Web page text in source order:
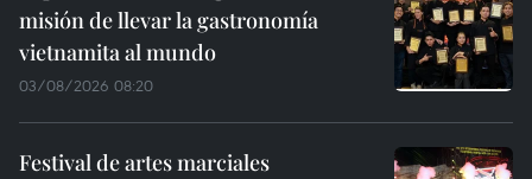
misión de llevar la gastronomía
vietnamita al mundo
03/08/2026 08:20
Festival de artes marciales